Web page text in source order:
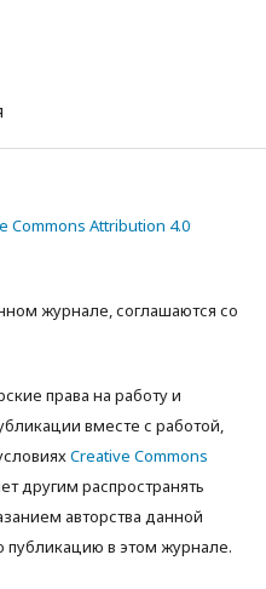
Commons Attribution 4.0
журнале, соглашаются со
права на работу и
вместе с работой,
Creative Commons
другим распространять
авторства данной
публикацию в этом журнале.